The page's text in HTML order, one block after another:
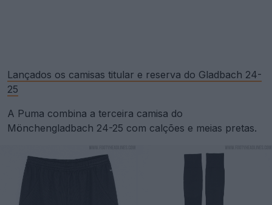
Lançados os camisas titular e reserva do Gladbach 24-
25
A Puma combina a terceira camisa do
Mönchengladbach 24-25 com calções e meias pretas.